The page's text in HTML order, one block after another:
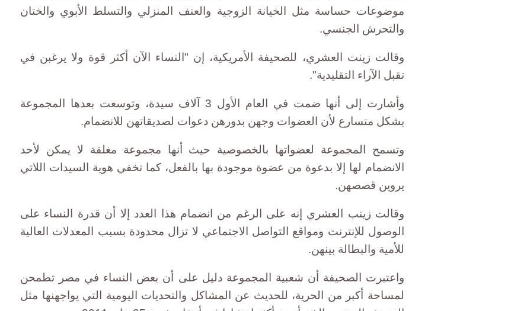
موضوعات حساسة مثل الخيانة الزوجية والعنف المنزلي والتسلط الأبوي والختان
والتحرش الجنسي.
وقالت زينت العشري، للصحيفة الأمريكية، إن "النساء الآن أكثر قوة ولا يرغبن في
تقبل الآراء التقليدية".
وأشارت إلى أنها ضمت في العام الأول 3 آلاف سيدة، وتوسعت بعدها المجموعة
بشكل متسارع لأن العضوات وجهن بدورهن دعوات لصديقاتهن للانضمام.
وتسمح المجموعة لعضواتها بالخصوصية حيث أنها مجموعة مغلقة لا يمكن لأحد
الانضمام لها إلا بدعوة من عضوة موجودة بها بالفعل، كما تخفي هوية السيدات اللاتي
يروين قصصهن.
وقالت زينب العشري إنه على الرغم من انضمام هذا العدد إلا أن قدرة النساء على
الوصول للإنترنت ومواقع التواصل الاجتماعي لا تزال محدودة بسبب المعدلات العالية
للأمية والبطالة بينهن.
واعتبرت الصحيفة أن شعبية المجموعة دليل على أن بعض النساء في مصر تطمحن
لمساحة أكبر من الحرية، للحديث عن المشاكل والتحديات اليومية التي يواجهنها مثل